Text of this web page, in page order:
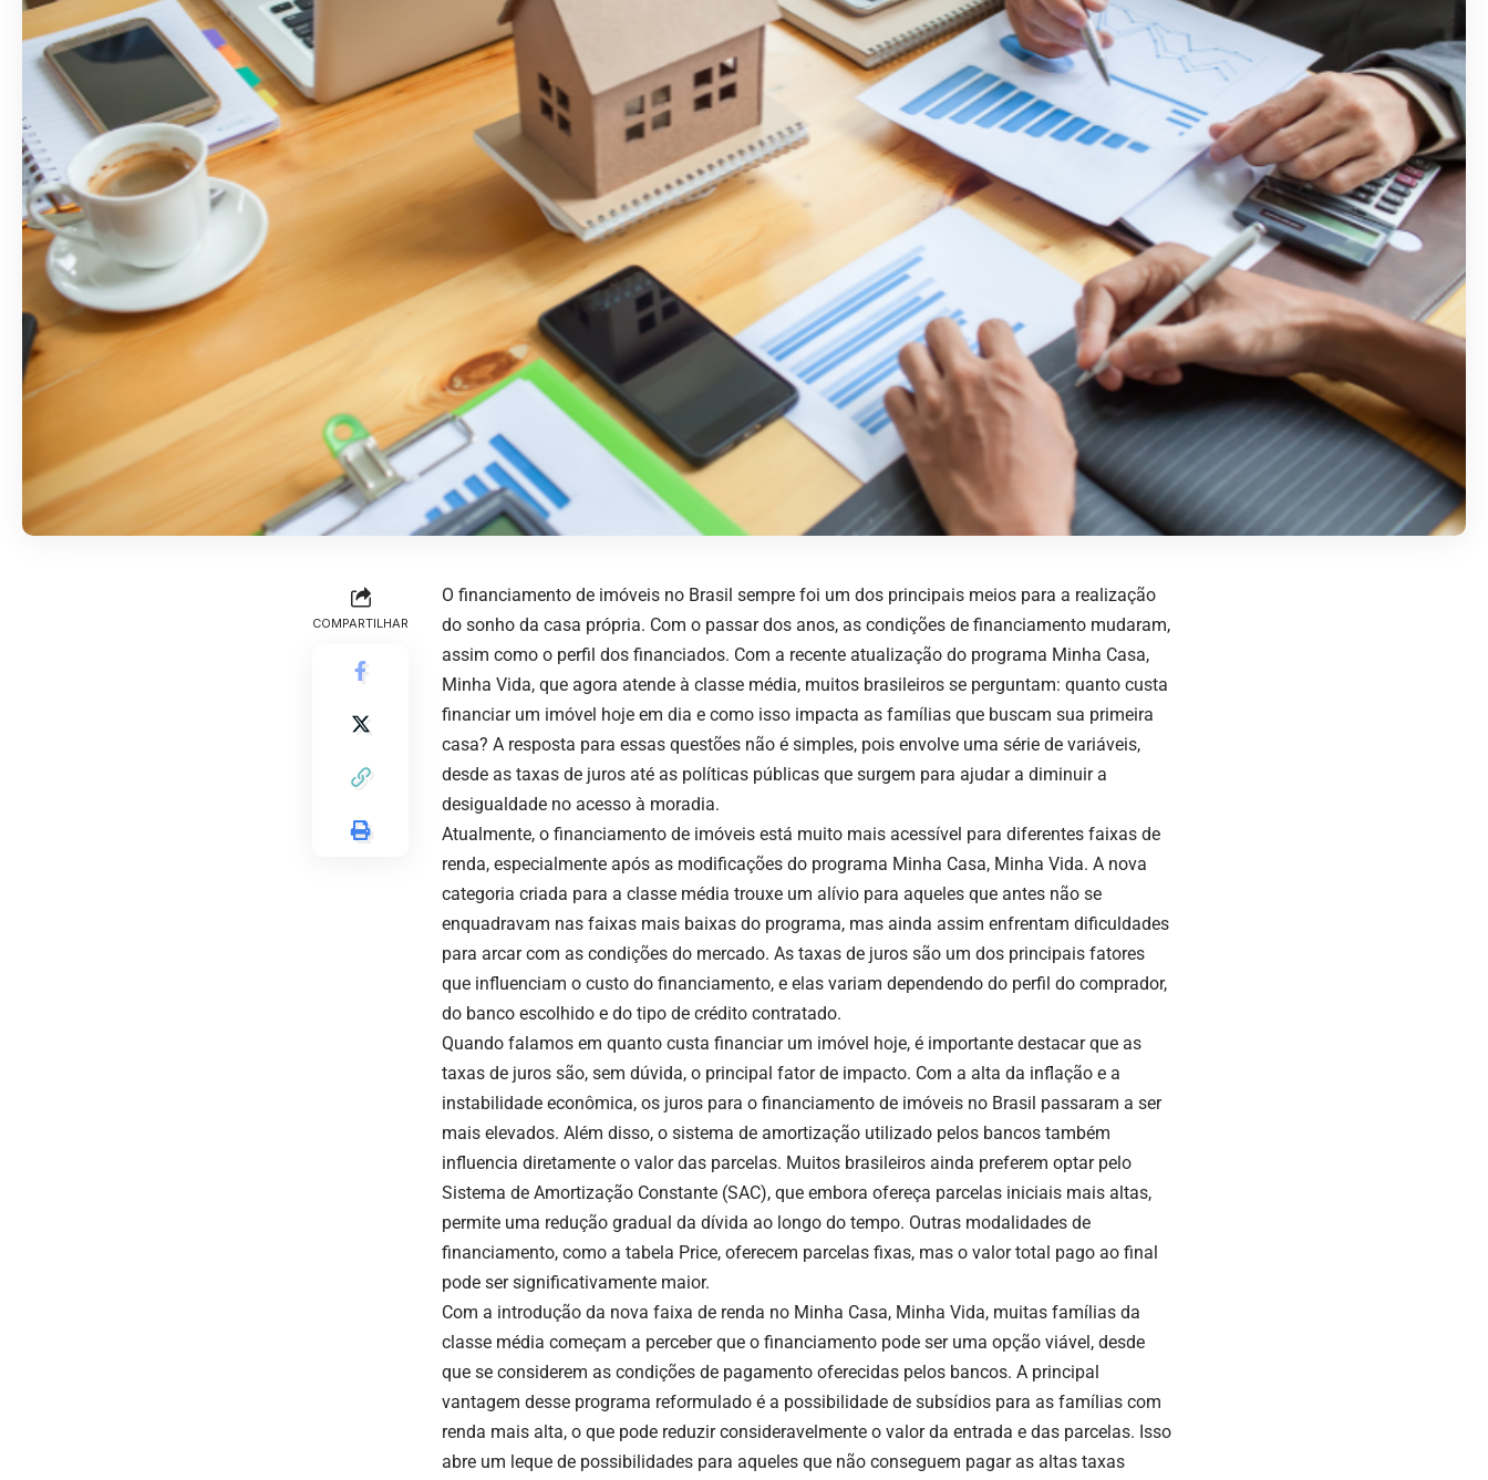
COMPARTILHAR
O financiamento de imóveis no Brasil sempre foi um dos principais meios para a realização
do sonho da casa própria. Com o passar dos anos, as condições de financiamento mudaram,
assim como o perfil dos financiados. Com a recente atualização do programa Minha Casa,
Minha Vida, que agora atende à classe média, muitos brasileiros se perguntam: quanto custa
financiar um imóvel hoje em dia e como isso impacta as famílias que buscam sua primeira
casa? A resposta para essas questões não é simples, pois envolve uma série de variáveis,
desde as taxas de juros até as políticas públicas que surgem para ajudar a diminuir a
desigualdade no acesso à moradia.
Atualmente, o financiamento de imóveis está muito mais acessível para diferentes faixas de
renda, especialmente após as modificações do programa Minha Casa, Minha Vida. A nova
categoria criada para a classe média trouxe um alívio para aqueles que antes não se
enquadravam nas faixas mais baixas do programa, mas ainda assim enfrentam dificuldades
para arcar com as condições do mercado. As taxas de juros são um dos principais fatores
que influenciam o custo do financiamento, e elas variam dependendo do perfil do comprador,
do banco escolhido e do tipo de crédito contratado.
Quando falamos em quanto custa financiar um imóvel hoje, é importante destacar que as
taxas de juros são, sem dúvida, o principal fator de impacto. Com a alta da inflação e a
instabilidade econômica, os juros para o financiamento de imóveis no Brasil passaram a ser
mais elevados. Além disso, o sistema de amortização utilizado pelos bancos também
influencia diretamente o valor das parcelas. Muitos brasileiros ainda preferem optar pelo
Sistema de Amortização Constante (SAC), que embora ofereça parcelas iniciais mais altas,
permite uma redução gradual da dívida ao longo do tempo. Outras modalidades de
financiamento, como a tabela Price, oferecem parcelas fixas, mas o valor total pago ao final
pode ser significativamente maior.
Com a introdução da nova faixa de renda no Minha Casa, Minha Vida, muitas famílias da
classe média começam a perceber que o financiamento pode ser uma opção viável, desde
que se considerem as condições de pagamento oferecidas pelos bancos. A principal
vantagem desse programa reformulado é a possibilidade de subsídios para as famílias com
renda mais alta, o que pode reduzir consideravelmente o valor da entrada e das parcelas. Isso
abre um leque de possibilidades para aqueles que não conseguem pagar as altas taxas